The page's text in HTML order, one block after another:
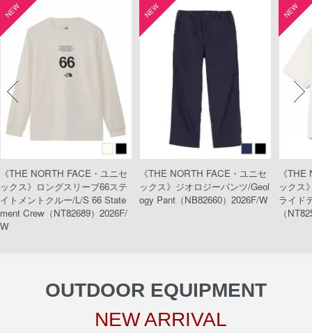
NEW
《THE NORTH FACE・ユニセ
ックス》ロングスリーブ66ステ
イトメントクルー/L/S 66 State
ment Crew（NT82689）2026F/
W
NEW
《THE NORTH FACE・ユニセ
ックス》ジオロジーパンツ/Geol
ogy Pant（NB82660）2026F/W
NEW
《
ックス
ライド
（
OUTDOOR EQUIPMENT
NEW ARRIVAL